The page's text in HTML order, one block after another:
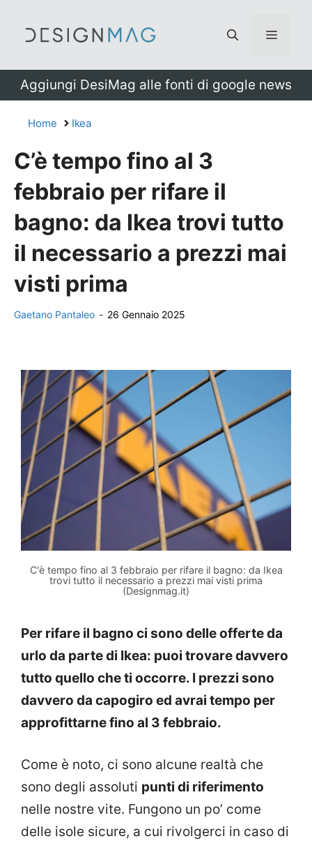
Menu
Aggiungi DesiMag alle fonti di google news
Home Ikea
C’è tempo fino al 3
febbraio per rifare il
bagno: da Ikea trovi tutto
il necessario a prezzi mai
visti prima
Gaetano Pantaleo - 26 Gennaio 2025
C'è tempo fino al 3 febbraio per rifare il bagno: da Ikea
trovi tutto il necessario a prezzi mai visti prima
(Designmag.it)
Per rifare il bagno ci sono delle offerte da
urlo da parte di Ikea: puoi trovare davvero
tutto quello che ti occorre. I prezzi sono
davvero da capogiro ed avrai tempo per
approfittarne fino al 3 febbraio.
Come è noto, ci sono alcune realtà che
sono degli assoluti punti di riferimento
nelle nostre vite. Fungono un po’ come
delle isole sicure, a cui rivolgerci in caso di